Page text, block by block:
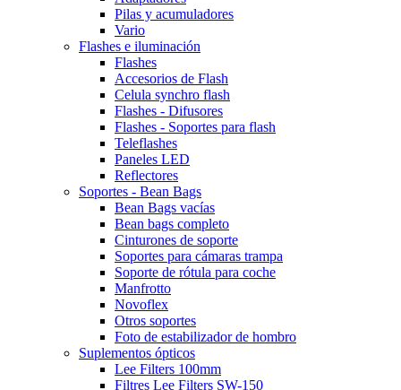
Pilas y acumuladores
Vario
Flashes e iluminación
Flashes
Accesorios de Flash
Celula synchro flash
Flashes - Difusores
Flashes - Soportes para flash
Teleflashes
Paneles LED
Reflectores
Soportes - Bean Bags
Bean Bags vacías
Bean bags completo
Cinturones de soporte
Soportes para cámaras trampa
Soporte de rótula para coche
Manfrotto
Novoflex
Otros soportes
Foto de estabilizador de hombro
Suplementos ópticos
Lee Filters 100mm
Filtres Lee Filters SW-150